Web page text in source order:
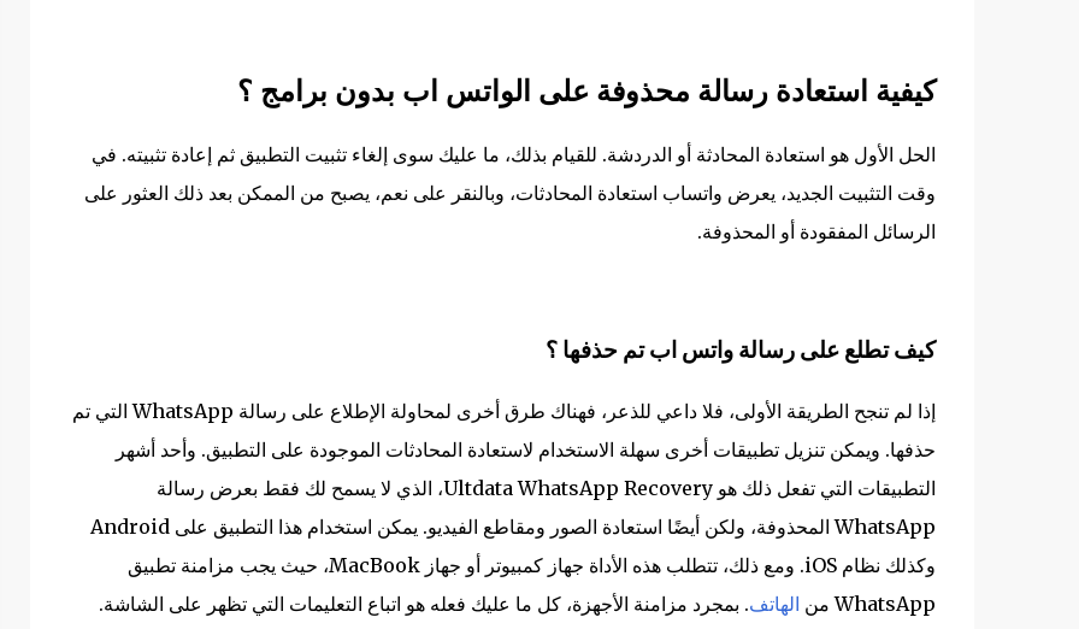
كيفية استعادة رسالة محذوفة على الواتس اب بدون برامج ؟
الحل الأول هو استعادة المحادثة أو الدردشة. للقيام بذلك، ما عليك سوى إلغاء تثبيت التطبيق ثم إعادة تثبيته. في
وقت التثبيت الجديد، يعرض واتساب استعادة المحادثات، وبالنقر على نعم، يصبح من الممكن بعد ذلك العثور على
الرسائل المفقودة أو المحذوفة.
كيف تطلع على رسالة واتس اب تم حذفها ؟
إذا لم تنجح الطريقة الأولى، فلا داعي للذعر، فهناك طرق أخرى لمحاولة الإطلاع على رسالة WhatsApp التي تم
حذفها. ويمكن تنزيل تطبيقات أخرى سهلة الاستخدام لاستعادة المحادثات الموجودة على التطبيق. وأحد أشهر
التطبيقات التي تفعل ذلك هو Ultdata WhatsApp Recovery، الذي لا يسمح لك فقط بعرض رسالة
WhatsApp المحذوفة، ولكن أيضًا استعادة الصور ومقاطع الفيديو. يمكن استخدام هذا التطبيق على Android
وكذلك نظام iOS. ومع ذلك، تتطلب هذه الأداة جهاز كمبيوتر أو جهاز MacBook، حيث يجب مزامنة تطبيق
WhatsApp من
الهاتف. بمجرد مزامنة الأجهزة، كل ما عليك فعله هو اتباع التعليمات التي تظهر على الشاشة.